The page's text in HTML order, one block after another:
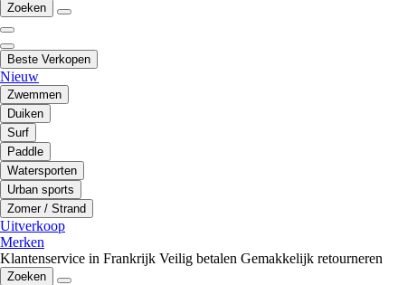
Zoeken
Beste Verkopen
Nieuw
Zwemmen
Duiken
Surf
Paddle
Watersporten
Urban sports
Zomer / Strand
Uitverkoop
Merken
Klantenservice in Frankrijk Veilig betalen Gemakkelijk retourneren
Zoeken